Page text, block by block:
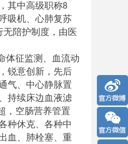
其中高级职称8
吸机、心肺复苏
无陪护制度，由医
体征监测、血流动
锐意创新，先后
气、中心静脉置
持续床边血液滤
，空肠营养管置
种休克、各种中
血、肺栓塞、重